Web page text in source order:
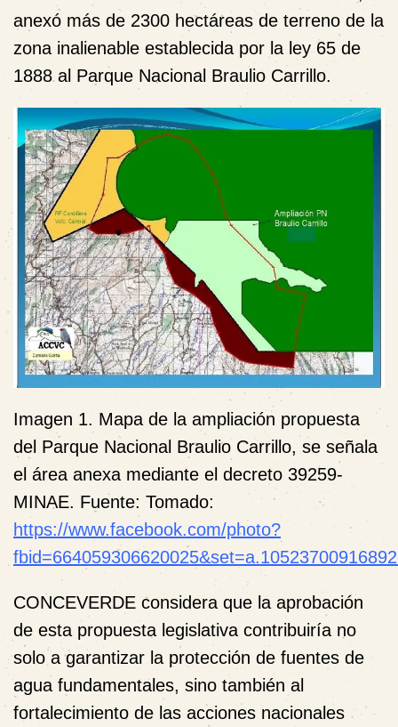
anexó más de 2300 hectáreas de terreno de la
zona inalienable establecida por la ley 65 de
1888 al Parque Nacional Braulio Carrillo.
Imagen 1. Mapa de la ampliación propuesta
del Parque Nacional Braulio Carrillo, se señala
el área anexa mediante el decreto 39259-
MINAE. Fuente: Tomado:
https://www.facebook.com/photo?
CONCEVERDE considera que la aprobación
de esta propuesta legislativa contribuiría no
solo a garantizar la protección de fuentes de
agua fundamentales, sino también al
fortalecimiento de las acciones nacionales